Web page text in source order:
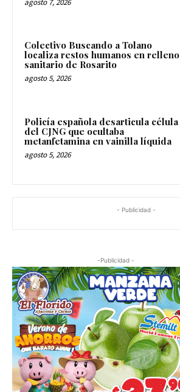
Colectivo Buscando a Tolano
localiza restos humanos en relleno
sanitario de Rosarito
agosto 5, 2026
Policía española desarticula célula
del CJNG que ocultaba
metanfetamina en vainilla líquida
agosto 5, 2026
- Publicidad -
-Publicidad -